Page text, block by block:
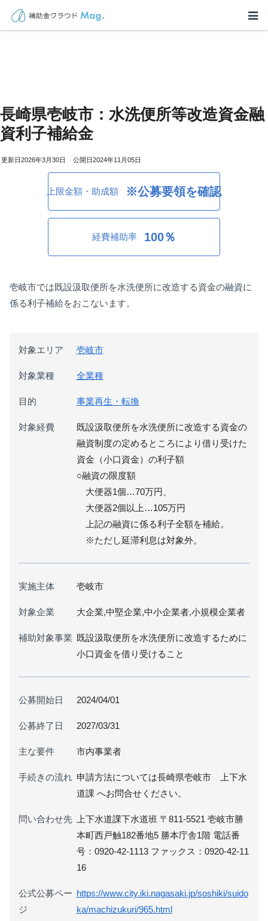
長崎県壱岐市：水洗便所等改造資金融
資利子補給金
2026年3月30日 2024年11月05日
上限金額・助成額 ※公募要領を確認
経費補助率 100％
壱岐市では既設汲取便所を水洗便所に改造する資金の融資に
係る利子補給をおこないます。
対象エリア 壱岐市
対象業種 全業種
目的 事業再生・転換
対象経費
既設汲取便所を水洗便所に改造する資金の
融資制度の定めるところにより借り受けた
資金（小口資金）の利子額
○融資の限度額
大便器1個…70万円、
大便器2個以上…105万円
上記の融資に係る利子全額を補給。
※ただし延滞利息は対象外。
実施主体 壱岐市
対象企業 大企業,中堅企業,中小企業者,小規模企業者
補助対象事業 既設汲取便所を水洗便所に改造するために
小口資金を借り受けること
公募開始日 2024/04/01
公募終了日 2027/03/31
主な要件 市内事業者
手続きの流れ 申請方法については長崎県壱岐市 上下水
道課 へお問合せください。
問い合わせ先
上下水道課下水道班 〒811-5521 壱岐市勝
本町西戸触182番地5 勝本庁舎1階 電話番
号：0920-42-1113 ファックス：0920-42-11
16
公式公募ペー
ジ
https://www.city.iki.nagasaki.jp/soshiki/suido
ka/machizukuri/965.html